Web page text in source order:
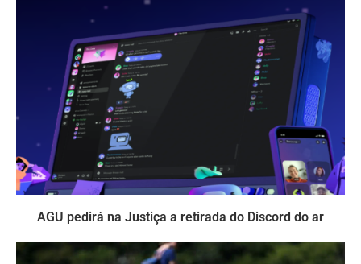
AGU pedirá na Justiça a retirada do Discord do ar